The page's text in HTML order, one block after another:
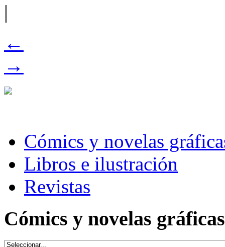
|
←
→
Cómics y novelas
Libros e ilustración
Revistas
Cómics y novelas gráficas